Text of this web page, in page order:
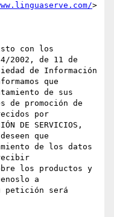
>
con los
2002, de 11 de
de Información
que
de sus
de promoción de
por
DE SERVICIOS,
que
de los datos
los productos y
petición será